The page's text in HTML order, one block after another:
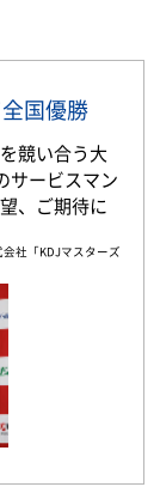
国優勝
競い合う大
サービスマン
、ご期待に
社「KDJマスターズ